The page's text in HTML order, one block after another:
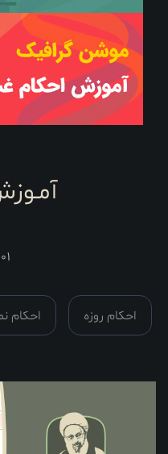
آمـوزش
احکام نماز